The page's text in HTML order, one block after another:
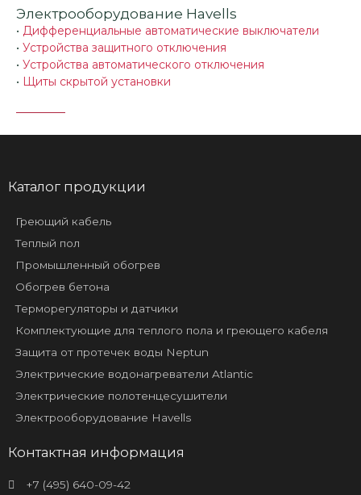
Электрооборудование Havells
• Дифференциальные автоматические выключатели
• Устройства защитного отключения
• Устройства автоматического отключения
• Щиты скрытой установки
Каталог продукции
Греющий кабель
Теплый пол
Промышленный обогрев
Обогрев бетона
Терморегуляторы и датчики
Комплектующие для теплого пола и греющего кабеля
Защита от протечек воды Neptun
Электрические водонагреватели Atlantic
Электрические полотенцесушители
Электрооборудование Havells
Контактная информация
+7 (495) 640-09-42